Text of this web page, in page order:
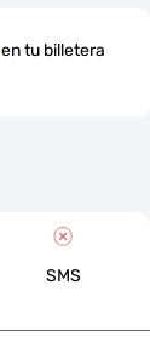
en tu billetera
SMS